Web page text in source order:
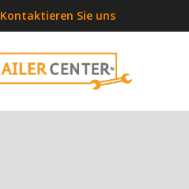
Kontaktieren Sie uns